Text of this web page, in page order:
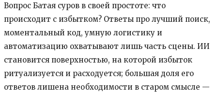
Вопрос Батая суров в своей простоте: что
происходит с избытком? Ответы про лучший поиск,
моментальный код, умную логистику и
автоматизацию охватывают лишь часть сцены. ИИ
становится поверхностью, на которой избыток
ритуализуется и расходуется; большая доля его
ответов лишена необходимости в старом смысле —